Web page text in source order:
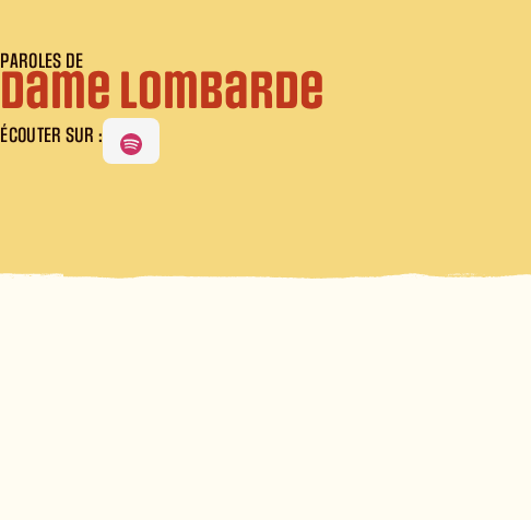
PAROLES DE
Dame Lombarde
ÉCOUTER SUR :